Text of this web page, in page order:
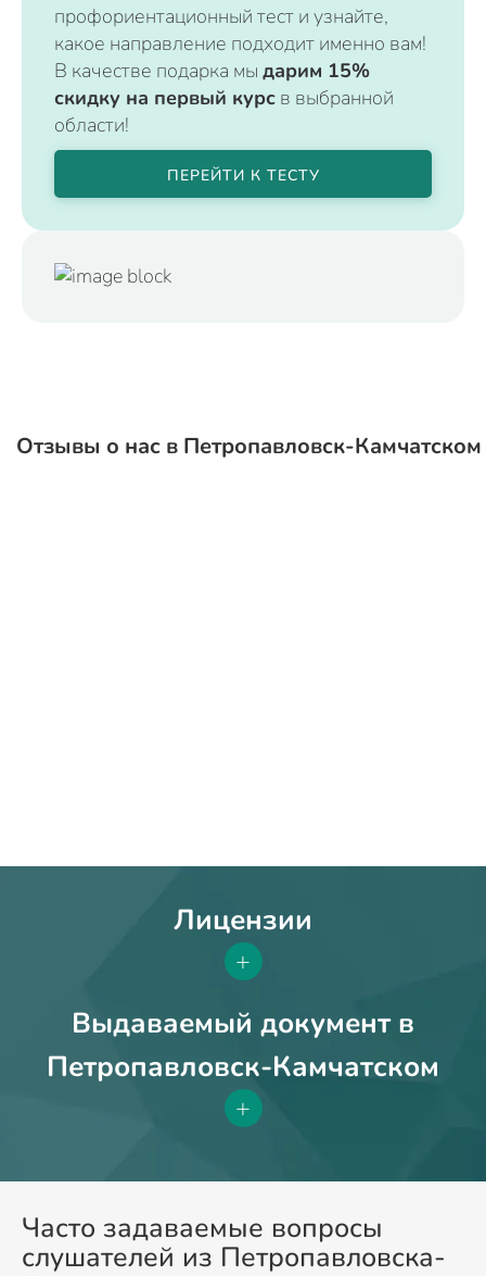
профориентационный тест и узнайте,
какое направление подходит именно вам!
В качестве подарка мы дарим 15%
скидку на первый курс в выбранной
области!
ПЕРЕЙТИ К ТЕСТУ
Отзывы о нас в Петропавловск-Камчатском
Лицензии
+
Выдаваемый документ в
Петропавловск-Камчатском
+
Часто задаваемые вопросы
слушателей из Петропавловска-